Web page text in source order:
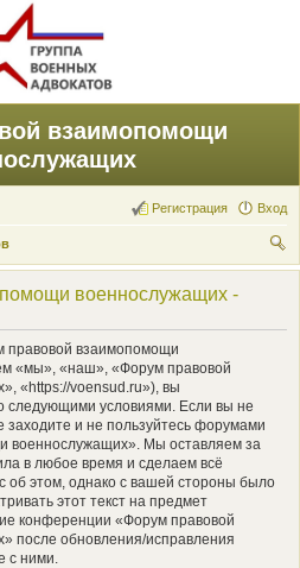
взаимопомощи
Вход
Регистрация
ои
военнослужащих -
правовой взаимопомощи
«мы», «наш», «Форум правовой
«https://voensud.ru»), вы
следующими условиями. Если вы не
заходите и не пользуйтесь форумами
военнослужащих». Мы оставляем за
в любое время и сделаем всё
об этом, однако с вашей стороны было
этот текст на предмет
конференции «Форум правовой
после обновления/исправления
с ними.